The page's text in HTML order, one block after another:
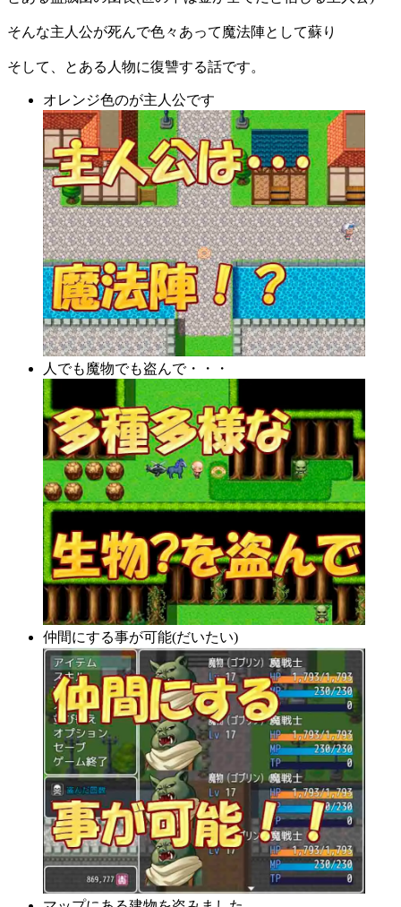
そんな主人公が死んで色々あって魔法陣として蘇り
そして、とある人物に復讐する話です。
オレンジ色のが主人公です
人でも魔物でも盗んで・・・
仲間にする事が可能(だいたい)